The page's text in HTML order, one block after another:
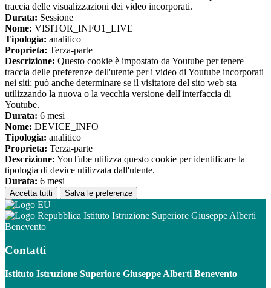
traccia delle visualizzazioni dei video incorporati.
Durata: Sessione
Nome: VISITOR_INFO1_LIVE
Tipologia: analitico
Proprieta: Terza-parte
Descrizione: Questo cookie è impostato da Youtube per tenere
traccia delle preferenze dell'utente per i video di Youtube incorporati
nei siti; può anche determinare se il visitatore del sito web sta
utilizzando la nuova o la vecchia versione dell'interfaccia di
Youtube.
Durata: 6 mesi
Nome: DEVICE_INFO
Tipologia: analitico
Proprieta: Terza-parte
Descrizione: YouTube utilizza questo cookie per identificare la
tipologia di device utilizzata dall'utente.
Durata: 6 mesi
Accetta tutti Salva le preferenze
Istituto Istruzione Superiore Giuseppe Alberti
Benevento
Contatti
Istituto Istruzione Superiore Giuseppe Alberti Benevento